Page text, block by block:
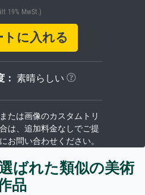
19% MwSt.)
に入れる
素晴らしい
たは画像のカスタムトリ
は、追加料金なしでご提
お問い合わせください。
ばれた類似の美術
品